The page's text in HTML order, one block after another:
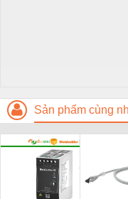
Sản phẩm cùng